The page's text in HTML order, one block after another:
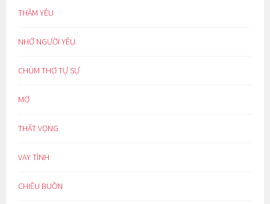
THẦM YÊU
NHỚ NGƯỜI YÊU
CHÙM THƠ TỰ SỰ
MƠ
THẤT VỌNG
VAY TÌNH
CHIỀU BUỒN